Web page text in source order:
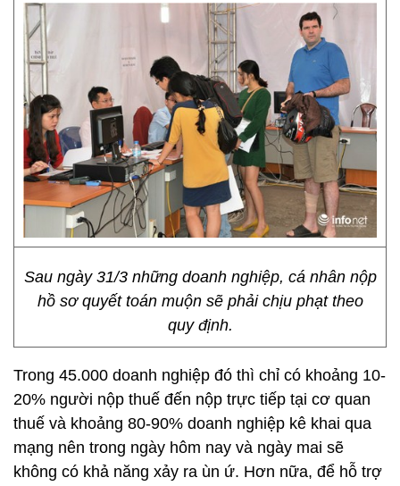
Sau ngày 31/3 những doanh nghiệp, cá nhân nộp
hồ sơ quyết toán muộn sẽ phải chịu phạt theo
quy định.
Trong 45.000 doanh nghiệp đó thì chỉ có khoảng 10-
20% người nộp thuế đến nộp trực tiếp tại cơ quan
thuế và khoảng 80-90% doanh nghiệp kê khai qua
mạng nên trong ngày hôm nay và ngày mai sẽ
không có khả năng xảy ra ùn ứ. Hơn nữa, để hỗ trợ